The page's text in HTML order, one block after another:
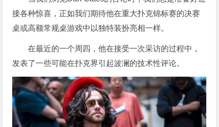
接各种惊喜，正如我们期待他在重大扑克锦标赛的决赛
桌或高额常规桌游戏中以独特装扮亮相一样。
在最近的一个周四，他在接受一次采访的过程中，
发表了一些可能在扑克界引起波澜的技术性评论。